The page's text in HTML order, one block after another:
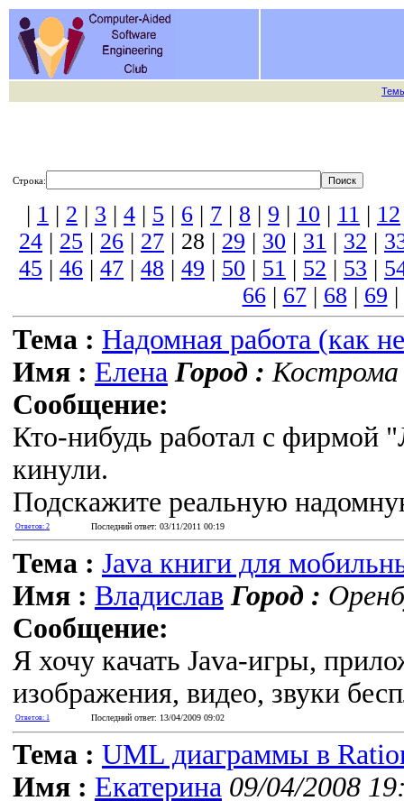
Строка:
| 1 | 2 | 3 | 4 | 5 | 6 | 7 | 8 | 9 | 10 | 11 | 12
24 | 25 | 26 | 27 | 28 | 29 | 30 | 31 | 32 |
45 | 46 | 47 | 48 | 49 | 50 | 51 | 52 | 53 |
66| 67| 68 | 69 |
Тема : Надомная работа (как
Имя : Елена Город : Кострома
Сообщение:
Кто-нибудь работал с фирмой
кинули.
Подскажите реальную
Ответов: 2 Последний ответ: 03/11/2011 00:19
Тема : Java книги для
Имя : Владислав Город :
Сообщение:
Я хочу качать Java-игры,
изображения, видео, звуки
Ответов: 1 Последний ответ: 13/04/2009 09:02
Тема : UML диаграммы в
Имя : Екатерина 09/04/2008